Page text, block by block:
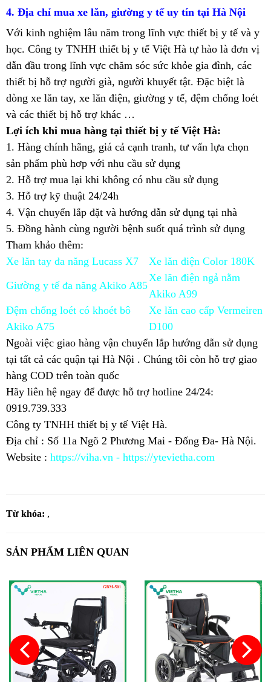
4. Địa chỉ mua xe lăn, giường y tế uy tín tại Hà Nội
Với kinh nghiệm lâu năm trong lĩnh vực thiết bị y tế và y
học. Công ty TNHH thiết bị y tế Việt Hà tự hào là đơn vị
dẫn đầu trong lĩnh vực chăm sóc sức khỏe gia đình, các
thiết bị hỗ trợ người già, người khuyết tật. Đặc biệt là
dòng xe lăn tay, xe lăn điện, giường y tế, đệm chống loét
và các thiết bị hỗ trợ khác …
Lợi ích khi mua hàng tại thiết bị y tế Việt Hà:
1. Hàng chính hãng, giá cả cạnh tranh, tư vấn lựa chọn
sản phẩm phù hơp với nhu cầu sử dụng
2. Hỗ trợ mua lại khi không có nhu cầu sử dụng
3. Hỗ trợ kỹ thuật 24/24h
4. Vận chuyển lắp đặt và hướng dẫn sử dụng tại nhà
5. Đồng hành cùng người bệnh suốt quá trình sử dụng
Tham khảo thêm:
Xe lăn tay đa năng Lucass X7
Xe lăn điện Color 180K
Giường y tế đa năng Akiko A85
Xe lăn điện ngả nằm
Akiko A99
Đệm chống loét có khoét bô
Akiko A75
Xe lăn cao cấp Vermeiren
D100
Ngoài việc giao hàng vận chuyển lắp hướng dẫn sử dụng
tại tất cả các quận tại Hà Nội . Chúng tôi còn hỗ trợ giao
hàng COD trên toàn quốc
Hãy liên hệ ngay để được hỗ trợ hotline 24/24:
0919.739.333
Công ty TNHH thiết bị y tế Việt Hà.
Địa chỉ : Số 11a Ngõ 2 Phương Mai - Đống Đa- Hà Nội.
Website : https://viha.vn - https://ytevietha.com
Từ khóa: ,
SẢN PHẨM LIÊN QUAN